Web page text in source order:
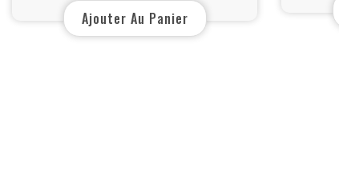
Ajouter Au Panier